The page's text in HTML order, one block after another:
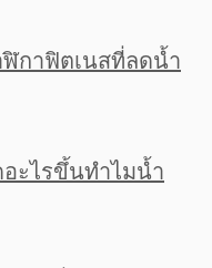
ฬิกาฟิตเนสที่ลดน้ำ
อะไรขึ้นทำไมน้ำ